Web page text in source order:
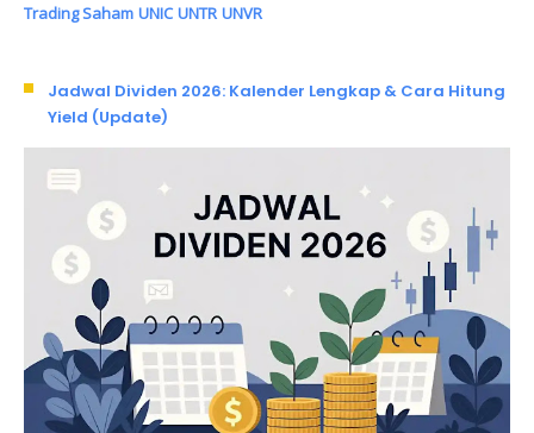
Trading Saham UNIC UNTR UNVR
Jadwal Dividen 2026: Kalender Lengkap & Cara Hitung
Yield (Update)